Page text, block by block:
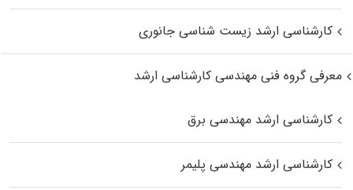
کارشناسی ارشد زیست‌ شناسی جانوری
معرفی گروه فنی مهندسی کارشناسی ارشد
کارشناسی ارشد مهندسی برق
کارشناسی ارشد مهندسی پلیمر